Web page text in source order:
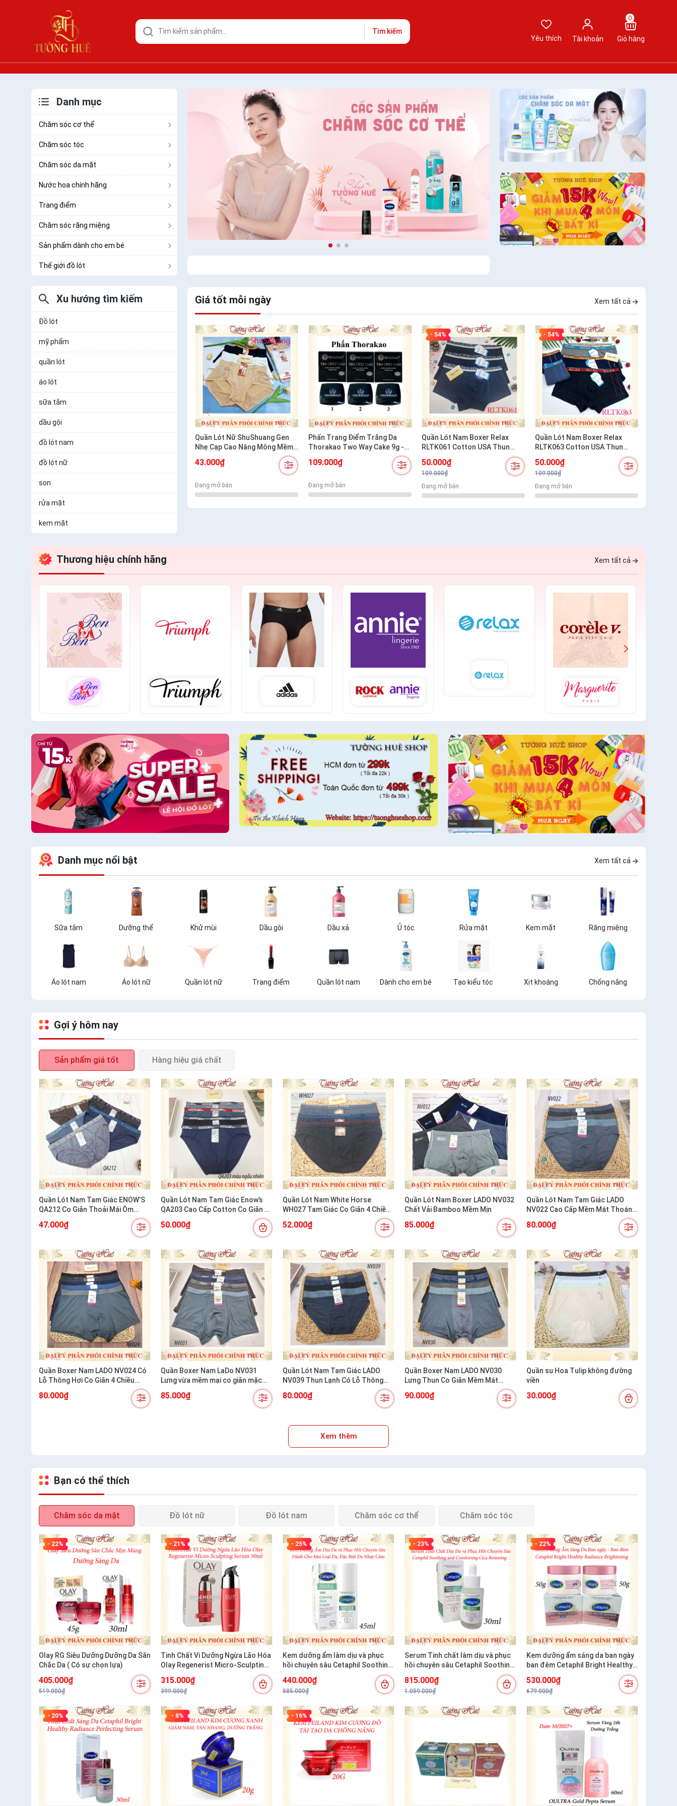
Tìm kiếm
Yêu thích
Tài khoản
0
Giỏ hàng
Danh mục
Chăm sóc cơ thể
Chăm sóc tóc
Chăm sóc da mặt
Nước hoa chính hãng
Trang điểm
Chăm sóc răng miệng
Sản phẩm dành cho em bé
Thế giới đồ lót
Xu hướng tìm kiếm
Đồ lót
mỹ phẩm
quần lót
áo lót
sữa tắm
dầu gội
đồ lót nam
đồ lót nữ
son
rửa mặt
kem mặt
Giá tốt mỗi ngày Xem tất cả
Quần Lót Nữ ShuShuang Gen
Nhẹ Cạp Cao Nâng Mông Mềm
43.000₫
Đang mở bán
Phấn Trang Điểm Trắng Da
Thorakao Two Way Cake 9g -
109.000₫
Đang mở bán
- 54%
Quần Lót Nam Boxer Relax
RLTK061 Cotton USA Thun
Thoáng Khí Mềm Mịn Bản Lưng
Nhỏ.
50.000₫
109.000₫
Đang mở bán
- 54%
Quần Lót Nam Boxer Relax
RLTK063 Cotton USA Thun
Thoáng Khí Mềm Mịn Bản Lưng
Nhỏ Kẻ Sọc Nam Tính
50.000₫
109.000₫
Đang mở bán
Thương hiệu chính hãng Xem tất cả
Danh mục nổi bật Xem tất cả
Sữa tắm Dưỡng thể Khử mùi Dầu gội Dầu xả Ủ tóc Rửa mặt Kem mặt Răng miệng
Áo lót nam Áo lót nữ Quần lót nữ Trang điểm Quần lót nam Dành cho em bé Tạo kiểu tóc Xịt khoáng Chống nắng
Gợi ý hôm nay
Sản phẩm giá tốt Hàng hiệu giá chất
Quần Lót Nam Tam Giác ENOW’S
QA212 Co Giãn Thoải Mái Ôm
47.000₫
Quần Lót Nam Tam Giác Enow’s
QA203 Cao Cấp Cotton Co Giãn 4
50.000₫
Quần Lót Nam White Horse
WH027 Tam Giác Co Giãn 4 Chiều
52.000₫
Quần Lót Nam Boxer LADO NV032
Chất Vải Bamboo Mềm Mịn
85.000₫
Quần Lót Nam Tam Giác LADO
NV022 Cao Cấp Mềm Mát Thoáng
80.000₫
Quần Boxer Nam LADO NV024 Có
Lỗ Thông Hơi Co Giãn 4 Chiều
80.000₫
Quần Boxer Nam LaDo NV031
Lưng vừa mềm mại co giãn mặc
85.000₫
Quần Lót Nam Tam Giác LADO
NV039 Thun Lạnh Có Lỗ Thông
80.000₫
Quần Boxer Nam LADO NV030
Lưng Thun Co Giãn Mềm Mát
90.000₫
Quần su Hoa Tulip không đường
viền
30.000₫
Xem thêm
Bạn có thể thích
Chăm sóc da mặt Đồ lót nữ Đồ lót nam Chăm sóc cơ thể Chăm sóc tóc
- 22%
Olay RG Siêu Dưỡng Dưỡng Da Săn
Chắc Da ( Có sự chọn lựa)
405.000₫
519.000₫
- 21%
Tinh Chất Vi Dưỡng Ngừa Lão Hóa
Olay Regenerist Micro-Sculpting
315.000₫
399.000₫
- 25%
Kem dưỡng ẩm làm dịu và phục
hồi chuyên sâu Cetaphil Soothing
Face Cream 45ml
440.000₫
585.000₫
- 23%
Serum Tinh chất làm dịu và phục
hồi chuyên sâu Cetaphil Soothing
and Comforting Cica Restoring
30ml
815.000₫
1.059.000₫
- 22%
Kem dưỡng ẩm sáng da ban ngày
ban đêm Cetaphil Bright Healthy
530.000₫
679.000₫
- 20% - 8% - 16%